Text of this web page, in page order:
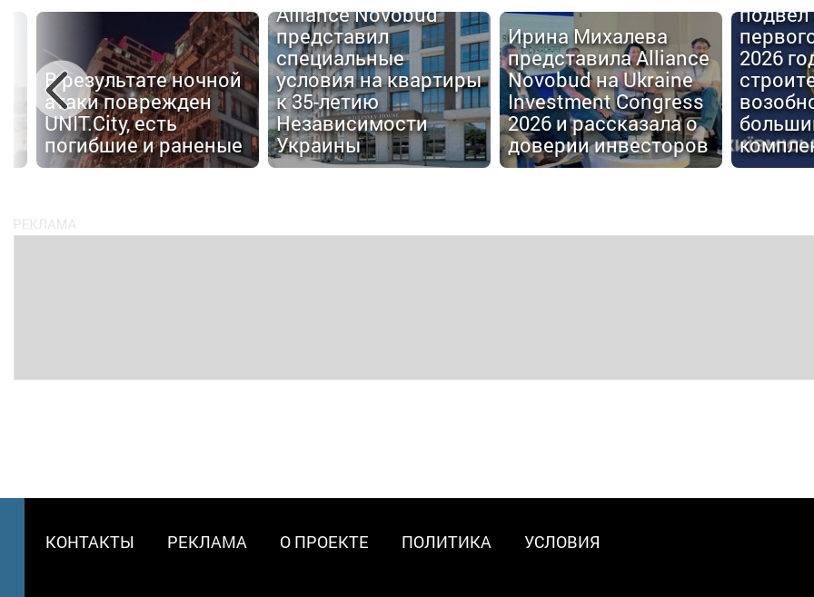
В результате ночной
атаки поврежден
UNIT.City, есть
погибшие и раненые
Alliance Novobud
представил
специальные
условия на квартиры
к 35-летию
Независимости
Украины
Ирина Михалева
представила Alliance
Novobud на Ukraine
Investment Congress
2026 и рассказала о
доверии инвесторов
подвел
2026
МЕНЮ
КОНТАКТЫ РЕКЛАМА О ПРОЕКТЕ ПОЛИТИКА УСЛОВИЯ